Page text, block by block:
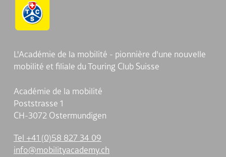
L'Académie de la mobilité - pionnière d'une nouvelle
mobilité et filiale du Touring Club Suisse
Académie de la mobilité
Poststrasse 1
CH-3072 Ostermundigen
Tel +41 (0)58 827 34 09
nf
m b l ty c d my ch